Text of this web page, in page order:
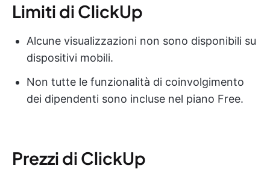
Limiti di ClickUp
Alcune visualizzazioni non sono disponibili su
dispositivi mobili.
Non tutte le funzionalità di coinvolgimento
dei dipendenti sono incluse nel piano Free.
Prezzi di ClickUp